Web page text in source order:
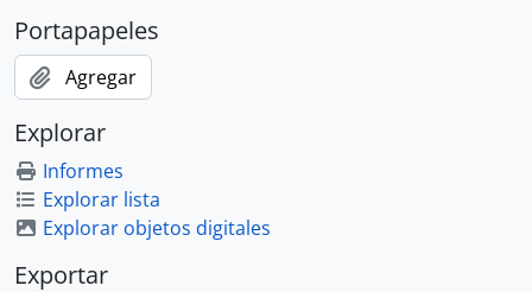
Portapapeles
Agregar
Explorar
Informes
Explorar lista
Explorar objetos digitales
Exportar